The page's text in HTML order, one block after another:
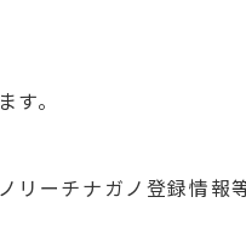
す。
ーチナガノ登録情報